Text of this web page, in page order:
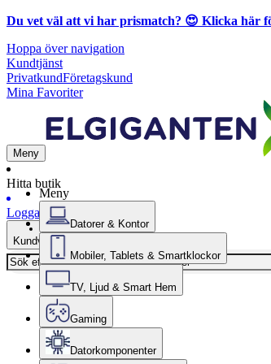
Du vet väl att vi har prismatch? 😍 Klicka här
Hoppa över navigation
Kundtjänst
PrivatkundFöretagskund
Mina Favoriter
Meny
Hitta butik
Logga in
Kundvagn
Meny
Datorer & Kontor
Mobiler, Tablets & Smartklockor
TV, Ljud & Smart Hem
Gaming
Datorkomponenter